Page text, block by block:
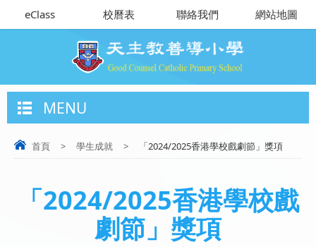
eClass 校曆表 聯絡我們 網站地圖
MENU
首頁 > 學生成就 > 「2024/2025香港學校戲劇節」獎項
「2024/2025香港學校戲
劇節」獎項